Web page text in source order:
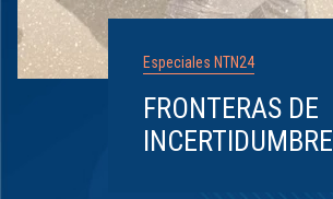
Especiales NTN24
FRONTERAS DE
INCERTIDUMBRE